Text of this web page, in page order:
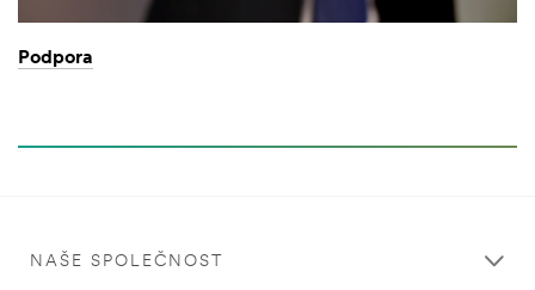
Podpora
NAŠE SPOLEČNOST